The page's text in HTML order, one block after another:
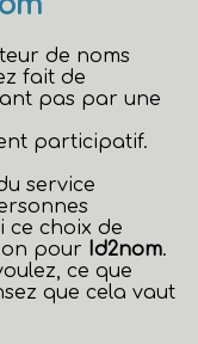
de noms
fait de
pas par une
participatif.
service
ce choix de
pour Id2nom.
ce que
que cela vaut